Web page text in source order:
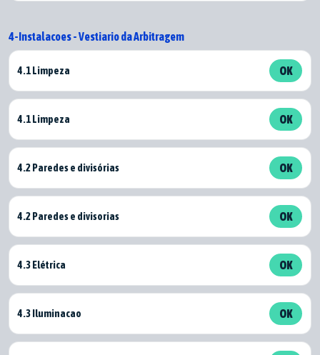
4-Instalacoes - Vestiario da Arbitragem
4.1 Limpeza OK
4.1 Limpeza OK
4.2 Paredes e divisórias OK
4.2 Paredes e divisorias OK
4.3 Elétrica OK
4.3 Iluminacao OK